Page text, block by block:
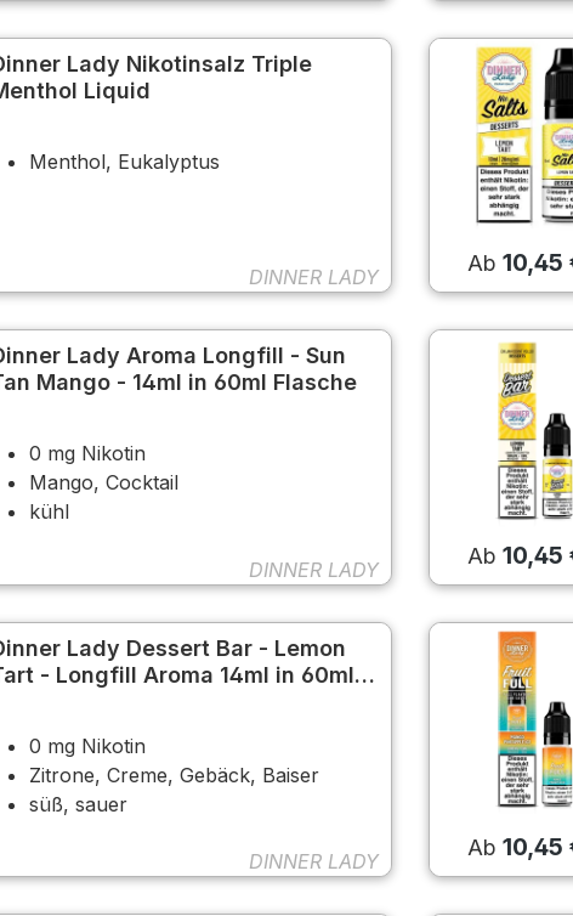
Lady Nikotinsalz Triple
Liquid
Menthol, Eukalyptus
DINNER LADY
Ab 10,45
Lady Aroma Longfill - Sun
Mango - 14ml in 60ml Flasche
0 mg Nikotin
Mango, Cocktail
kühl
DINNER LADY
Ab 10,45
Lady Dessert Bar - Lemon
- Longfill Aroma 14ml in 60ml
0 mg Nikotin
Zitrone, Creme, Gebäck, Baiser
süß, sauer
DINNER LADY
Ab 10,45